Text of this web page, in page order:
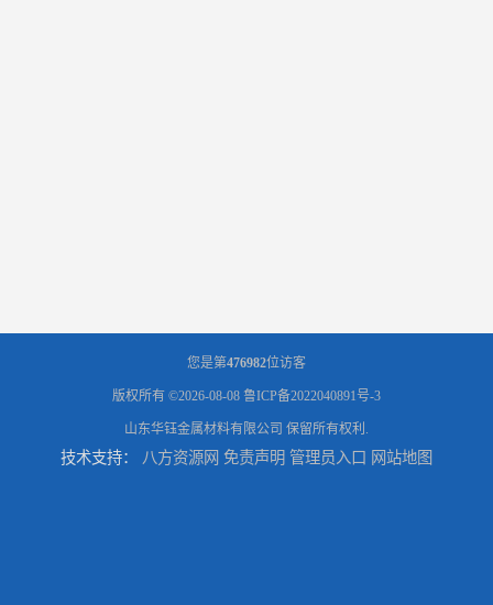
您是第476982位访客
版权所有 ©2026-08-08 鲁ICP备2022040891号-3
山东华钰金属材料有限公司 保留所有权利.
技术支持： 八方资源网 免责声明 管理员入口 网站地图